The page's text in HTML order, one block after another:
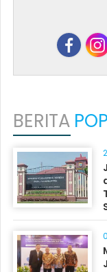
BERITA